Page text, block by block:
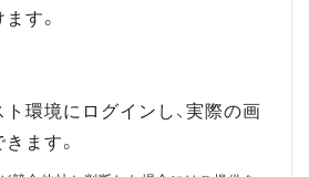
す。
環境にログインし、実際の画
ます。